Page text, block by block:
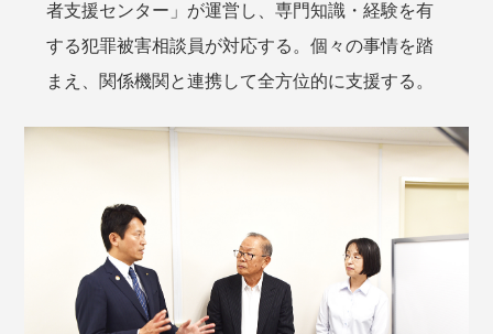
者支援センター」が運営し、専門知識・経験を有
する犯罪被害相談員が対応する。個々の事情を踏
まえ、関係機関と連携して全方位的に支援する。